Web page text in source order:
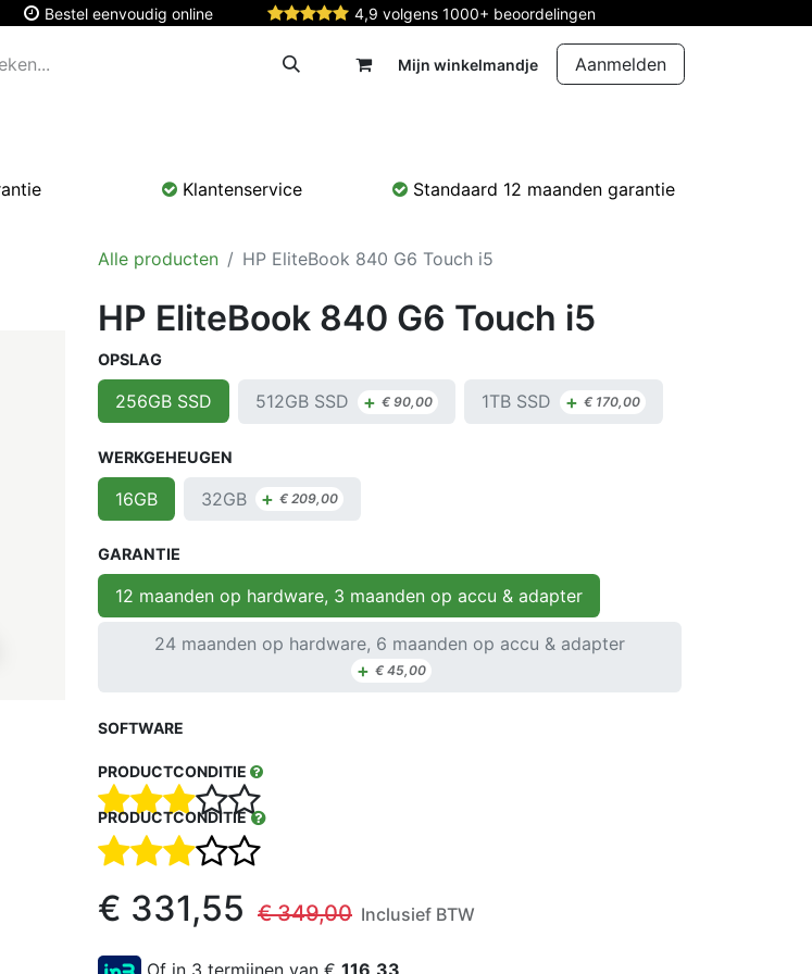
Bestel eenvoudig online 4,9 volgens 1000+ beoordelingen
Mijn winkelmandje Aanmelden
Klantenservice Standaard 12 maanden garantie
Alle producten HP EliteBook 840 G6 Touch i5
HP EliteBook 840 G6 Touch i5
OPSLAG
256GB SSD 512GB SSD + €90,00 1TB SSD + € 170,00
WERKGEHEUGEN
16GB 32GB + €209,00
GARANTIE
12 maanden op hardware, 3 maanden op accu & adapter
24 maanden op hardware, 6 maanden op accu & adapter
+ € 45,00
SOFTWARE
PRODUCTCONDITIE
PRODUCTCONDITIE
€ 331,55 €349,00 Inclusief BTW